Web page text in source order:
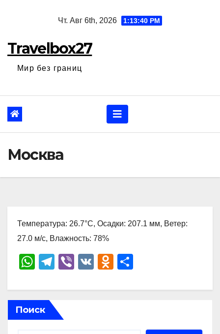
Чт. Авг 6th, 2026 1:13:41 PM
Travelbox27
Мир без границ
Москва
Температура: 26.7°C, Осадки: 207.1 мм, Ветер:
27.0 м/с, Влажность: 78%
W
at
s
A
T
e
gr
a
Vi
er
V
O
n
р
Поиск